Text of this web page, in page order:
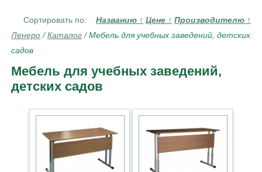
Сортировать по: Названию ↑ Цене ↑ Производителю ↑
Ленеро /Каталог /Мебель для учебных заведений, детских
садов
Мебель для учебных заведений,
детских садов